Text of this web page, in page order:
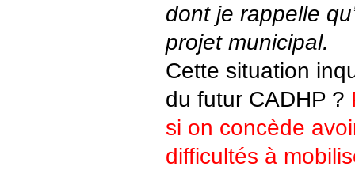
dont je rappelle
projet municipal.
Cette situation
du futur CADHP ?
si on concède
difficultés à